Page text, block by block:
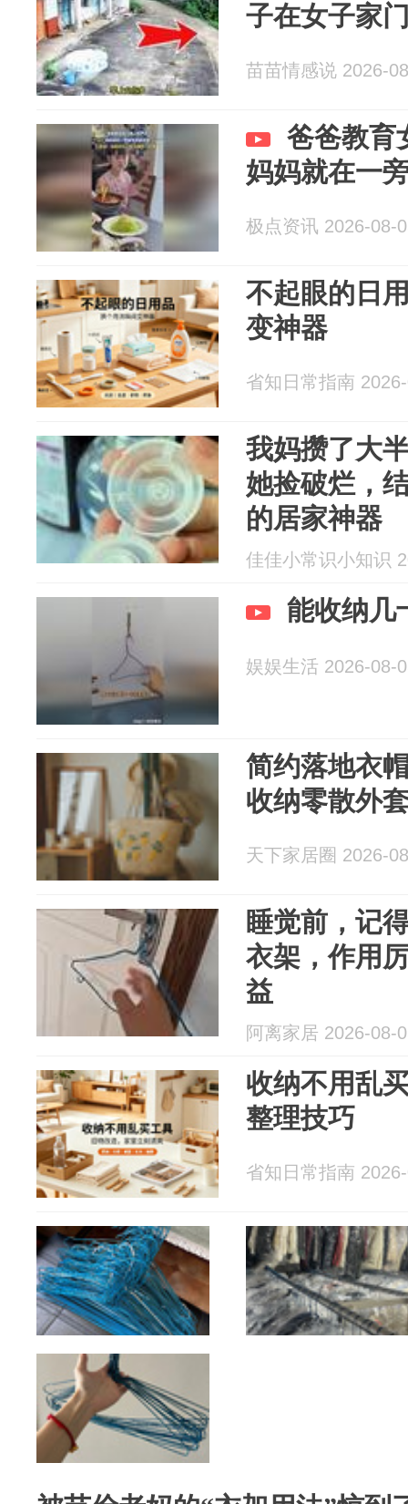
子在女子家
苗苗情感说 2026-
爸爸教育
妈妈就在一
极点资讯 2026-08-
不起眼的日
变神器
省知日常指南
我妈攒了大
她捡破烂，
的居家神器
佳佳小常识小知识
能收纳几
娱娱生活 2026-08-
简约落地衣
收纳零散外
天下家居圈 2026-
睡觉前，记
衣架，作用
益
阿离家居 2026-08-
收纳不用乱
整理技巧
省知日常指南